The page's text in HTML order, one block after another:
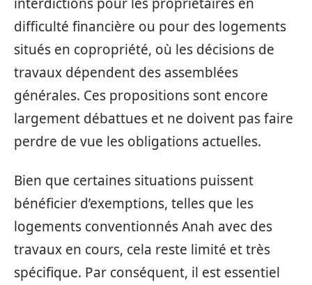
difficulté financière ou pour des logements
situés en copropriété, où les décisions de
travaux dépendent des assemblées
générales. Ces propositions sont encore
largement débattues et ne doivent pas faire
perdre de vue les obligations actuelles.
Bien que certaines situations puissent
bénéficier d’exemptions, telles que les
logements conventionnés Anah avec des
travaux en cours, cela reste limité et très
spécifique. Par conséquent, il est essentiel